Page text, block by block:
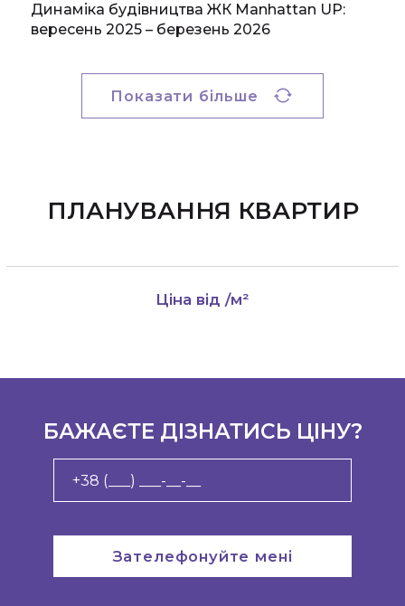
Динаміка будівництва ЖК Manhattan UP:
вересень 2025 – березень 2026
Показати більше
ПЛАНУВАННЯ КВАРТИР
Ціна від /м²
БАЖАЄТЕ ДІЗНАТИСЬ ЦІНУ?
Зателефонуйте мені